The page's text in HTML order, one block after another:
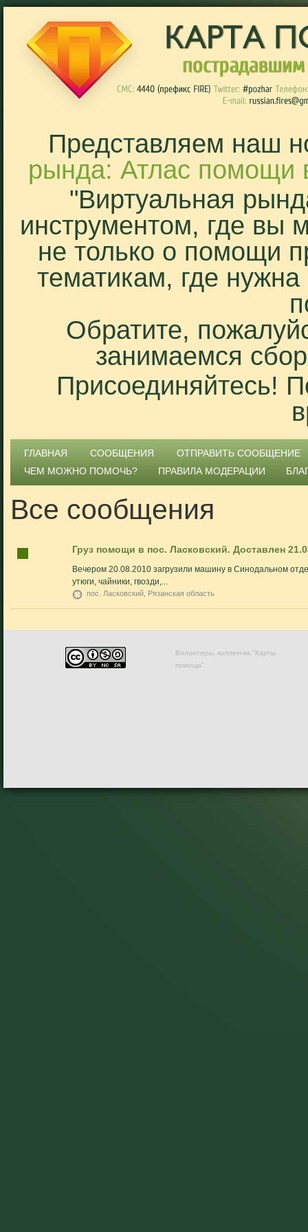
Представляем наш
рында: Атлас помощи
"Виртуальная
инструментом, где вы
не только о помощи
тематикам, где
Обратите,
занимаемся
Присоединяйтесь!
ГЛАВНАЯ СООБЩЕНИЯ
ОТПРАВИТЬ СООБЩЕНИЕ
ЧЕМ МОЖНО ПОМОЧЬ?
ПРАВИЛА МОДЕРАЦИИ
Все сообщения
Груз помощи в пос. Ласковский. Доставлен
Вечером 20.08.2010 загрузили машину в Синодальном
утюги, чайники, гвозди,...
пос. Ласковский, Рязанская область
Волонтеры, коллектив "Карты
помощи"